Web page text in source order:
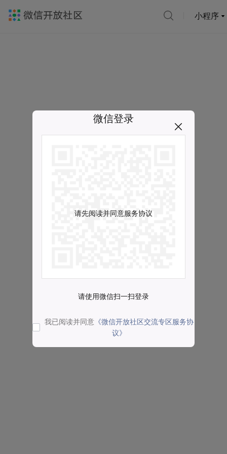
小程序
微信登录
请先阅读并同意服务协议
请使用微信扫一扫登录
我已阅读并同意 《微信开放社区交流专区服务协
议》